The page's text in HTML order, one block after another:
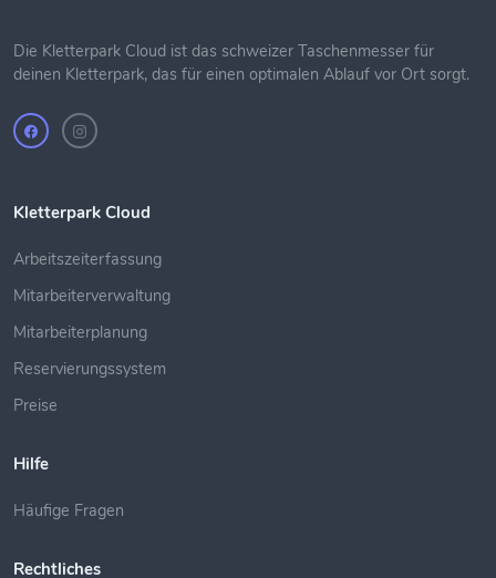
Die Kletterpark Cloud ist das schweizer Taschenmesser für
deinen Kletterpark, das für einen optimalen Ablauf vor Ort sorgt.
Kletterpark Cloud
Arbeitszeiterfassung
Mitarbeiterverwaltung
Mitarbeiterplanung
Reservierungssystem
Preise
Hilfe
Häufige Fragen
Rechtliches